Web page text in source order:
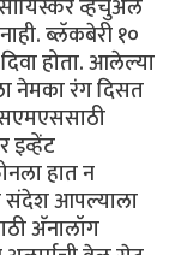
व्हर्चुअल
ब्लॅकबेरी १०
होता. आलेल्या
नेमका रंग दिसत
इव्हेंट
हात न
संदेश आपल्याला
अ‍ॅनालॉग